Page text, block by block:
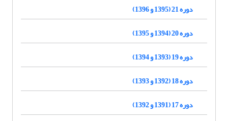
دوره 21 (1395 و 1396)
دوره 20 (1394 و 1395)
دوره 19 (1393 و 1394)
دوره 18 (1392 و 1393)
دوره 17 (1391 و 1392)